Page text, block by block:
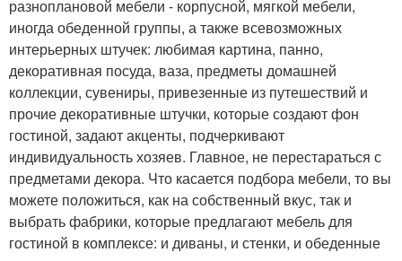
разноплановой мебели - корпусной, мягкой мебели,
иногда обеденной группы, а также всевозможных
интерьерных штучек: любимая картина, панно,
декоративная посуда, ваза, предметы домашней
коллекции, сувениры, привезенные из путешествий и
прочие декоративные штучки, которые создают фон
гостиной, задают акценты, подчеркивают
индивидуальность хозяев. Главное, не перестараться с
предметами декора. Что касается подбора мебели, то вы
можете положиться, как на собственный вкус, так и
выбрать фабрики, которые предлагают мебель для
гостиной в комплексе: и диваны, и стенки, и обеденные